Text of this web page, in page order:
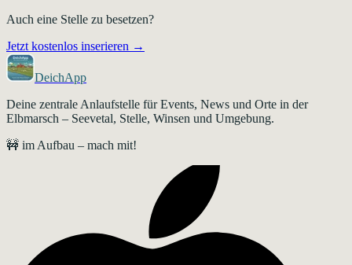
Auch eine Stelle zu besetzen?
Jetzt kostenlos inserieren →
DeichApp
Deine zentrale Anlaufstelle für Events, News und Orte in der
Elbmarsch – Seevetal, Stelle, Winsen und Umgebung.
🚧 im Aufbau – mach mit!